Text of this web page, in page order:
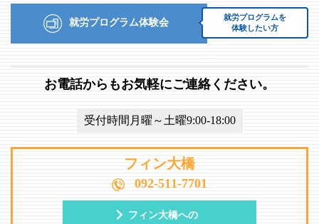
就労プログラムを
体験したい方
就労プログラム体験会
お電話からもお気軽にご連絡ください。
受付時間月曜～土曜9:00-18:00
フィン大橋
092-511-7701
フィン大橋への